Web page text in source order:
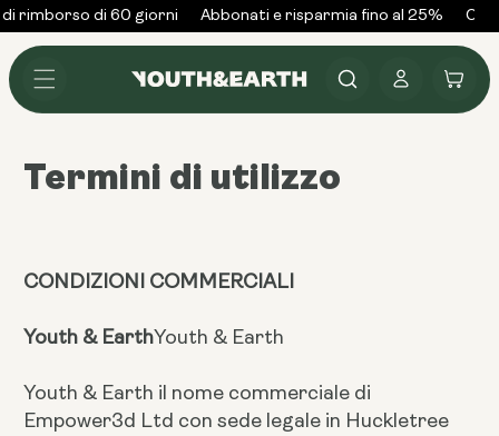
Vai al
contenuto
rimborso di 60 giorni Abbonati e risparmia fino al 25%
Accedi Carrello
Termini di utilizzo
CONDIZIONI COMMERCIALI
Youth & EarthYouth & Earth
Youth & Earth il nome commerciale di
Empower3d Ltd con sede legale in Huckletree